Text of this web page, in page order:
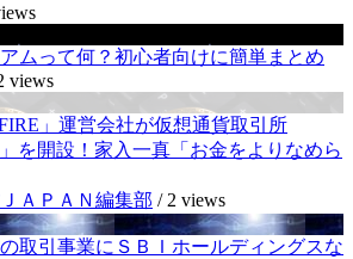
ムって何？初心者向けに簡単まとめ
views
」運営会社が仮想通貨取引所
」を開設！家入一真「お金をよりなめら
ＡＰＡＮ編集部 / 2 views
取引事業にＳＢＩホールディングスな